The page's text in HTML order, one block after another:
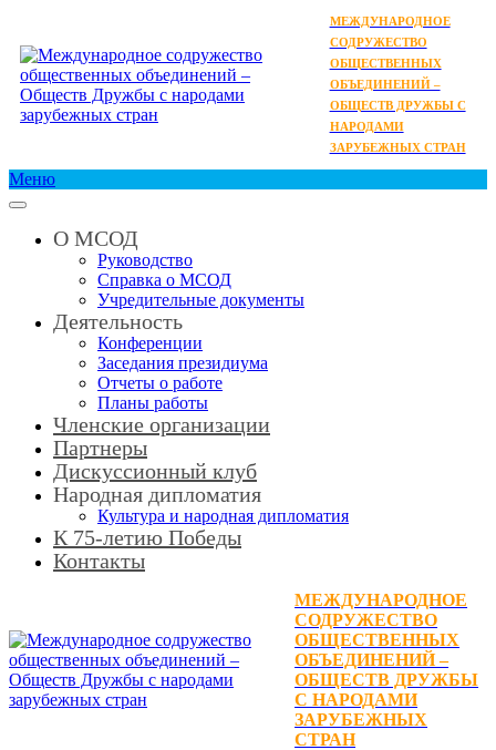
МЕЖДУНАРОДНОЕ
СОДРУЖЕСТВО
ОБЩЕСТВЕННЫХ
ОБЪЕДИНЕНИЙ –
ОБЩЕСТВ ДРУЖБЫ С
НАРОДАМИ
ЗАРУБЕЖНЫХ СТРАН
Меню
О МСОД
Руководство
Справка о МСОД
Учредительные документы
Деятельность
Конференции
Заседания президиума
Отчеты о работе
Планы работы
Членские организации
Партнеры
Дискуссионный клуб
Народная дипломатия
Культура и народная дипломатия
К 75-летию Победы
Контакты
МЕЖДУНАРОДНОЕ
СОДРУЖЕСТВО
ОБЩЕСТВЕННЫХ
ОБЪЕДИНЕНИЙ –
ОБЩЕСТВ ДРУЖБЫ
С НАРОДАМИ
ЗАРУБЕЖНЫХ
СТРАН